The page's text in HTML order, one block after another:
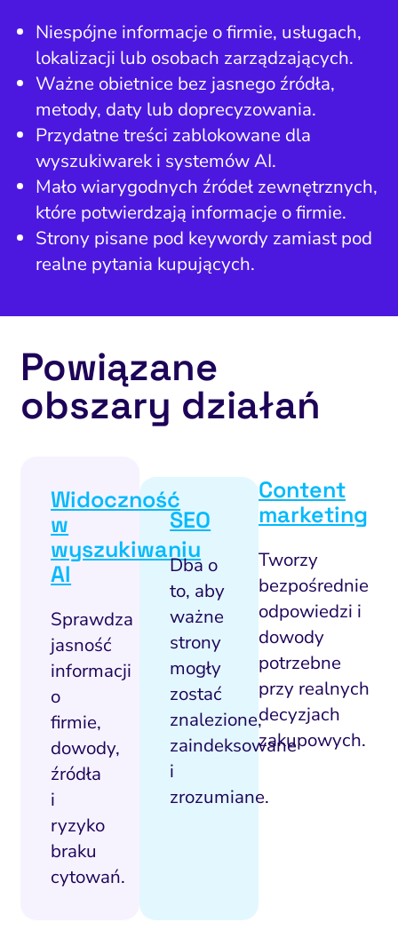
Niespójne informacje o firmie, usługach,
lokalizacji lub osobach zarządzających.
Ważne obietnice bez jasnego źródła,
metody, daty lub doprecyzowania.
Przydatne treści zablokowane dla
wyszukiwarek i systemów AI.
Mało wiarygodnych źródeł zewnętrznych,
które potwierdzają informacje o firmie.
Strony pisane pod keywordy zamiast pod
realne pytania kupujących.
Powiązane
obszary działań
Widoczność
w
wyszukiwaniu
AI
Sprawdza
jasność
informacji
o
firmie,
dowody,
źródła
i
ryzyko
braku
cytowań.
SEO
Dba o
to, aby
ważne
strony
mogły
zostać
znalezione,
zaindeksowane
i
zrozumiane.
Content
marketing
Tworzy
bezpośrednie
odpowiedzi i
dowody
potrzebne
przy realnych
decyzjach
zakupowych.